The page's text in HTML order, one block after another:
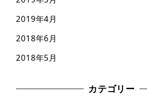
2019年4月
2018年6月
2018年5月
カテゴリー